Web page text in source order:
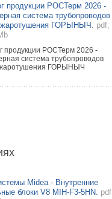
продукции РОСТерм 2026 -
система трубопроводов
ГОРЫНЫЧ.
pdf,
продукции РОСТерм 2026 -
система трубопроводов
ГОРЫНЫЧ
Midea - Внутренние
блоки V8 MIH-F3-5HN. pdf,